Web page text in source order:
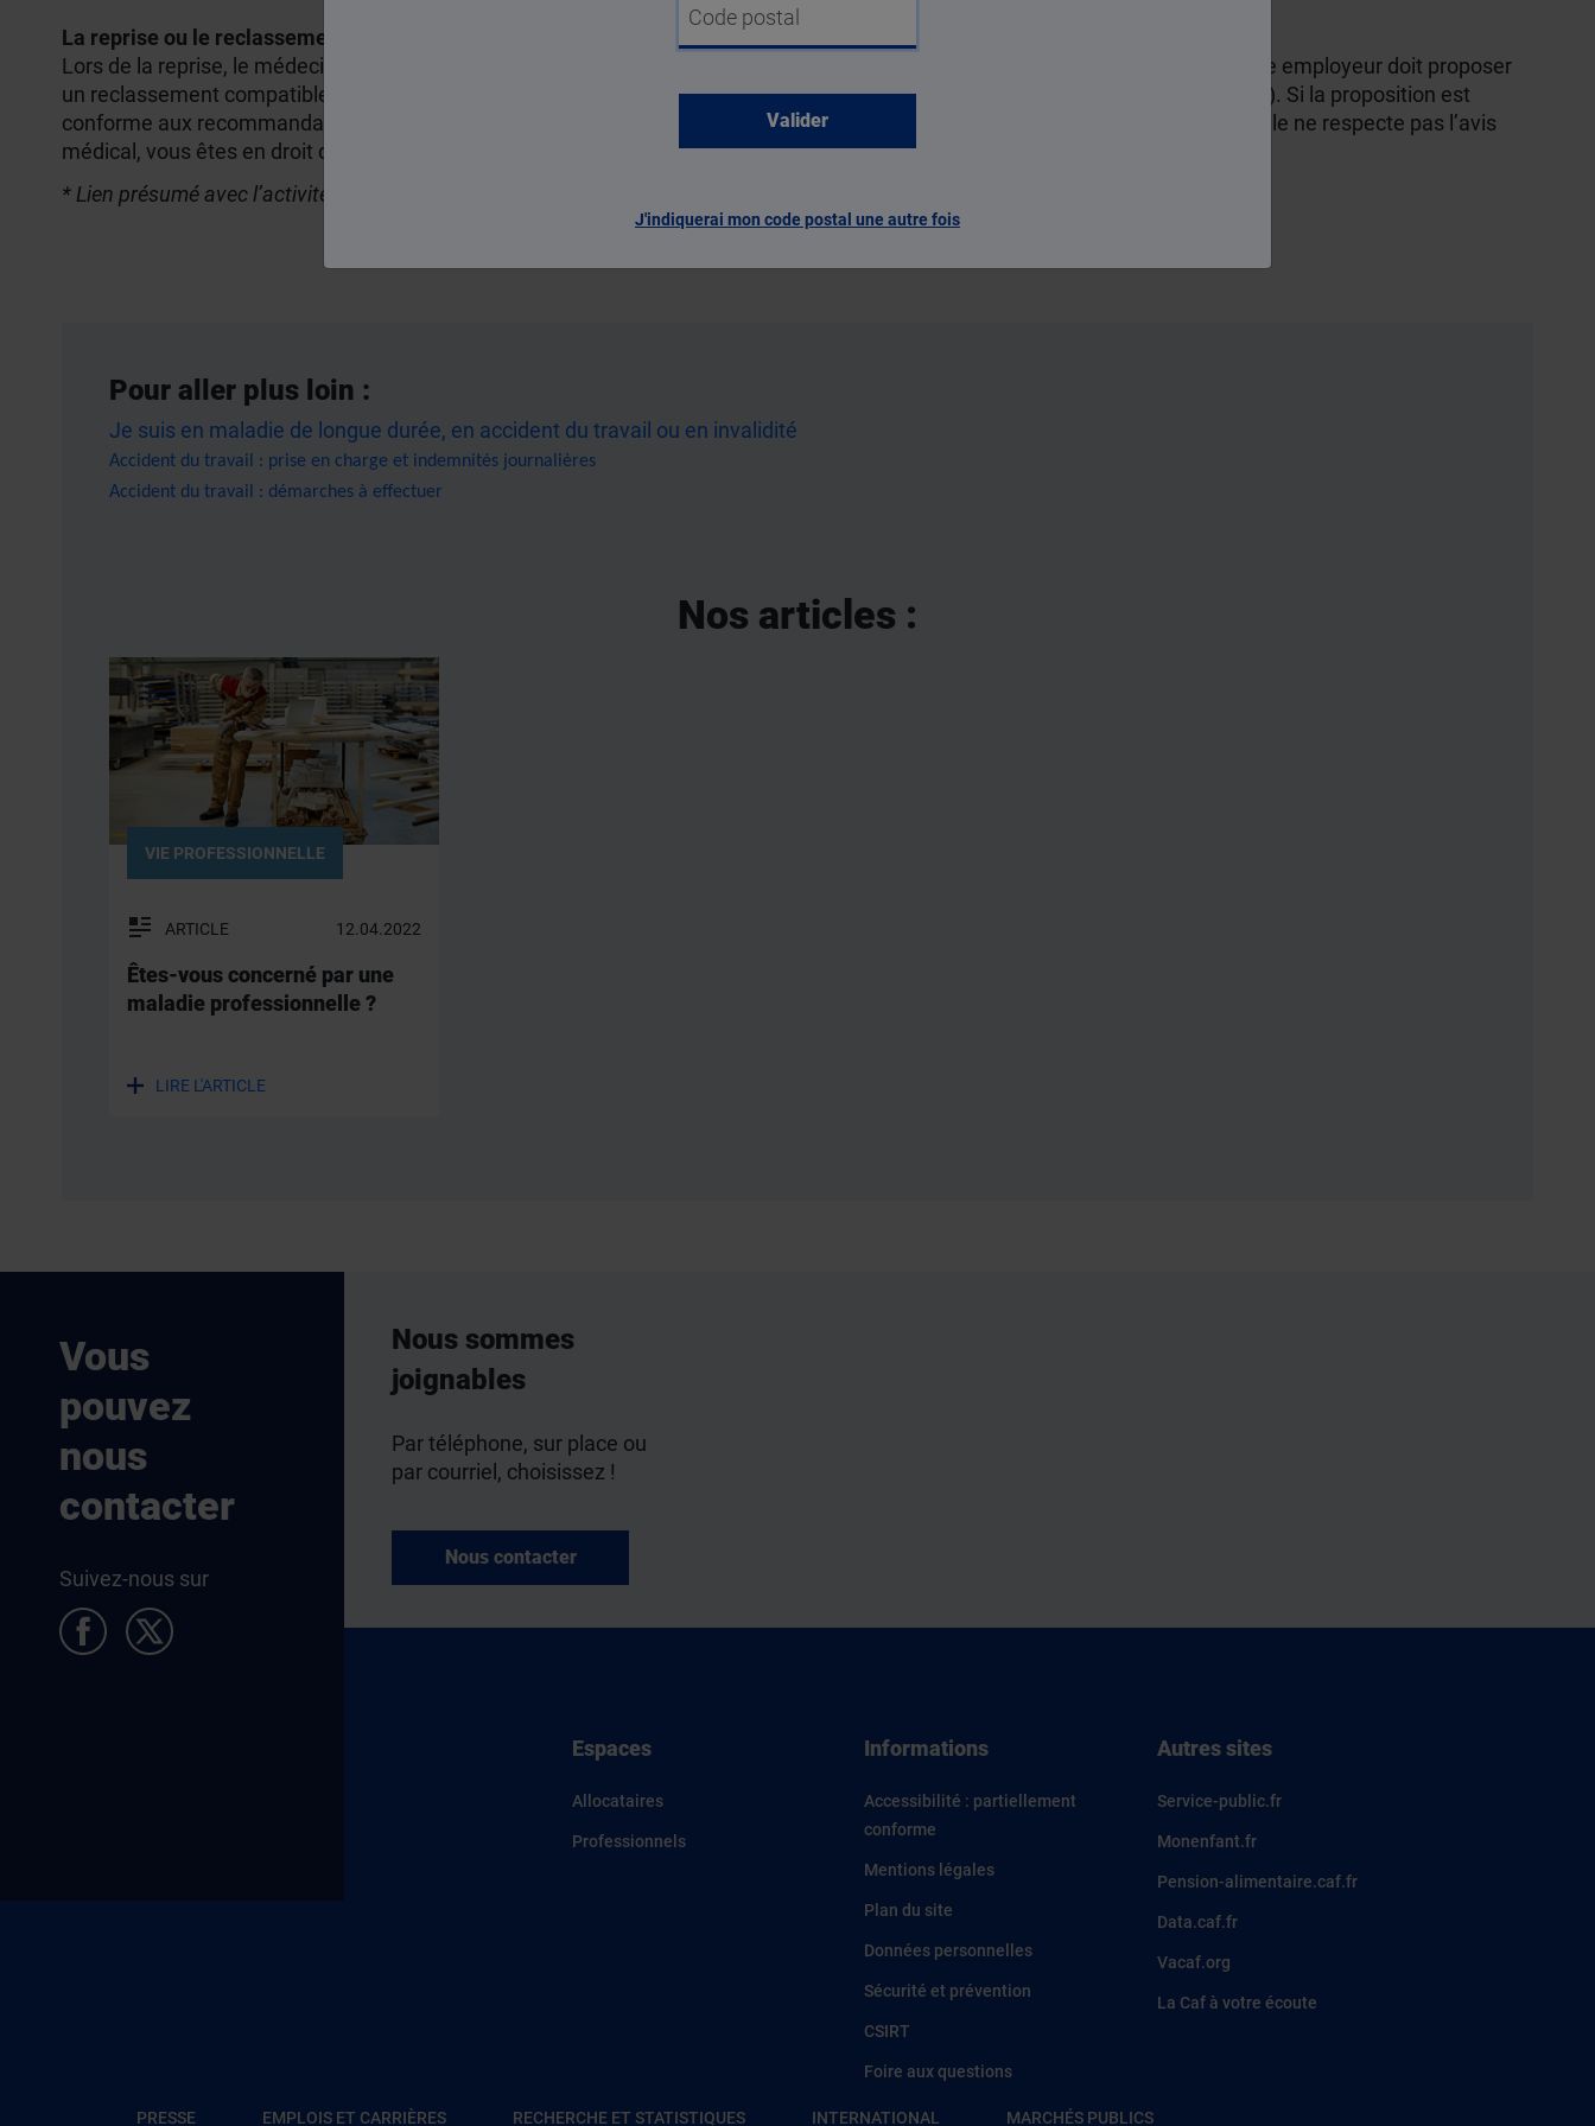
J'indiquerai mon code postal une autre fois
La reprise ou le reclassement
Lors de la reprise, le médecin peut proposer un retour progressif via un mi-temps thérapeutique. Si vous êtes déclaré inapte, votre employeur doit proposer
un reclassement compatible avec votre état de santé (poste aménagé, mutation ou formation qualifiante pour un nouveau poste). Si la proposition est
conforme aux recommandations médicales mais vous la refusez,
l’entreprise peut engager une procédure de licenciement
. Si elle ne respecte pas l’avis
médical, vous êtes en droit de la refuser.
* Lien présumé avec l’activité professionnelle
Pour aller plus loin :
Je suis en maladie de longue durée, en accident du travail ou en invalidité
Accident du travail : prise en charge et indemnités journalières
Accident du travail : démarches à effectuer
Nos articles :
VIE PROFESSIONNELLE
ARTICLE 12.04.2022
Êtes-vous concerné par une
maladie professionnelle ?
LIRE L'ARTICLE
Vous
pouvez
nous
contacter
Suivez-nous sur
Nous sommes
joignables
Par téléphone, sur place ou
par courriel, choisissez !
Nous contacter
Espaces
Allocataires
Professionnels
Informations
Accessibilité : partiellement
conforme
Mentions légales
Plan du site
Données personnelles
Sécurité et prévention
CSIRT
Foire aux questions
Autres sites
Service-public.fr
Monenfant.fr
Pension-alimentaire.caf.fr
Data.caf.fr
Vacaf.org
La Caf à votre écoute
PRESSE EMPLOIS ET CARRIÈRES RECHERCHE ET STATISTIQUES INTERNATIONAL MARCHÉS PUBLICS